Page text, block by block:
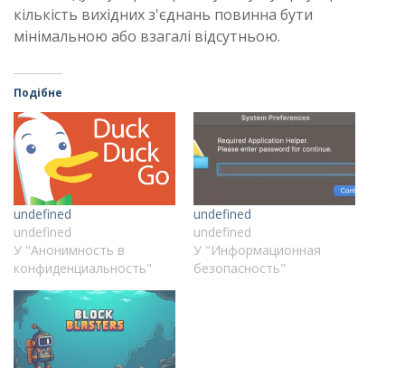
кількість вихідних з'єднань повинна бути
мінімальною або взагалі відсутньою.
Подібне
undefined
undefined
У "Анонимность в
конфиденциальность"
undefined
undefined
У "Информационная
безопасность"